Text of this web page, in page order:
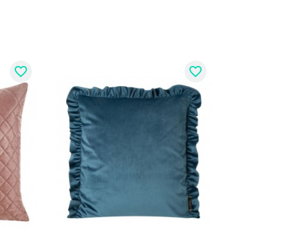
favorite_border favorite_border